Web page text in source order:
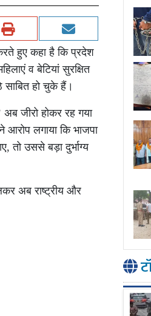
हुए कहा है कि प्रदेश
व बेटियां सुरक्षित
साबित हो चुके हैं।
जीरो होकर रह गया
लगाया कि भाजपा
तो उससे बड़ा दुर्भाग्य
अब राष्ट्रीय और